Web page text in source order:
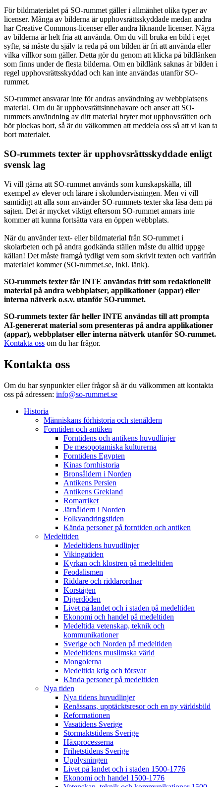
För bildmaterialet på SO-rummet gäller i allmänhet olika typer av
licenser. Många av bilderna är upphovsrättsskyddade medan andra
har Creative Commons-licenser eller andra liknande licenser. Några
av bilderna är helt fria att använda. Om du vill bruka en bild i eget
syfte, så måste du själv ta reda på om bilden är fri att använda eller
vilka villkor som gäller. Detta gör du genom att klicka på bildlänken
som finns under de flesta bilderna. Om en bildlänk saknas är bilden i
regel upphovsrättsskyddad och kan inte användas utanför SO-
rummet.
SO-rummet ansvarar inte för andras användning av webbplatsens
material. Om du är upphovsrättsinnehavare och anser att SO-
rummets användning av ditt material bryter mot upphovsrätten och
bör plockas bort, så är du välkommen att meddela oss så att vi kan ta
bort materialet.
SO-rummets texter är upphovsrättsskyddade enligt
svensk lag
Vi vill gärna att SO-rummet används som kunskapskälla, till
exempel av elever och lärare i skolundervisningen. Men vi vill
samtidigt att alla som använder SO-rummets texter ska läsa dem på
sajten. Det är mycket viktigt eftersom SO-rummet annars inte
kommer att kunna fortsätta vara en öppen webbplats.
När du använder text- eller bildmaterial från SO-rummet i
skolarbeten och på andra godkända ställen måste du alltid uppge
källan! Det måste framgå tydligt vem som skrivit texten och varifrån
materialet kommer (SO-rummet.se, inkl. länk).
SO-rummets texter får INTE användas fritt som redaktionellt
material på andra webbplatser, applikationer (appar) eller
interna nätverk o.s.v. utanför SO-rummet.
SO-rummets texter får heller INTE användas till att prompta
AI-genererat material som presenteras på andra applikationer
(appar), webbplatser eller interna nätverk utanför SO-rummet.
Kontakta oss om du har frågor.
Kontakta oss
Om du har synpunkter eller frågor så är du välkommen att kontakta
oss på adressen: info@so-rummet.se
Historia
Människans förhistoria och stenåldern
Forntiden och antiken
Forntidens och antikens huvudlinjer
De mesopotamiska kulturerna
Forntidens Egypten
Kinas fornhistoria
Bronsåldern i Norden
Antikens Persien
Antikens Grekland
Romarriket
Järnåldern i Norden
Folkvandringstiden
Kända personer på forntiden och antiken
Medeltiden
Medeltidens huvudlinjer
Vikingatiden
Kyrkan och klostren på medeltiden
Feodalismen
Riddare och riddarordnar
Korstågen
Digerdöden
Livet på landet och i staden på medeltiden
Ekonomi och handel på medeltiden
Medeltida vetenskap, teknik och
kommunikationer
Sverige och Norden på medeltiden
Medeltidens muslimska värld
Mongolerna
Medeltida krig och försvar
Kända personer på medeltiden
Nya tiden
Nya tidens huvudlinjer
Renässans, upptäcktsresor och en ny världsbild
Reformationen
Vasatidens Sverige
Stormaktstidens Sverige
Häxprocesserna
Frihetstidens Sverige
Upplysningen
Livet på landet och i staden 1500-1776
Ekonomi och handel 1500-1776